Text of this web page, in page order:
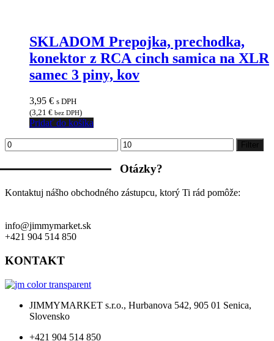
SKLADOM Prepojka, prechodka,
konektor z RCA cinch samica na XLR
samec 3 piny, kov
3,95 € s DPH
(3,21 € bez DPH)
Pridať do košíka
Minimálna
cena
Maximálna
cena
Filter
Otázky?
Kontaktuj nášho obchodného zástupcu, ktorý Ti rád pomôže:
info@jimmymarket.sk
+421 904 514 850
KONTAKT
JIMMYMARKET s.r.o., Hurbanova 542, 905 01 Senica,
Slovensko
+421 904 514 850